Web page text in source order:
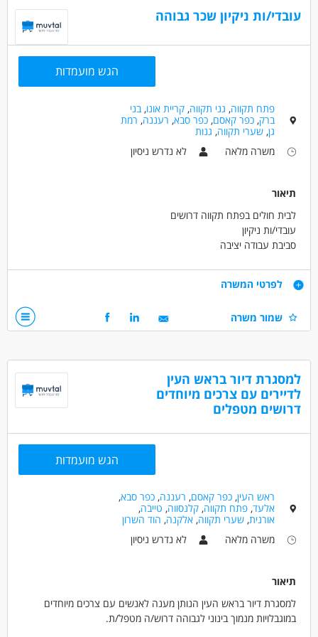
עובדי/ות ניקיון שכר גבוהה
הגש מועמדות
פתח תקווה, גני תקווה,קריית אונו,בני
ברק,כפר קאסם,כפר סבא, רעננה, רמת
גן,שערי תקווה, גנות
משרה מלאה
לא נדרש ניסיון
תיאור
לבית חולים בפתח תקווה דרושים
עובדי/ות ניקיון
סביבת עבודה יציבה
דרישות
אחזקה וניקיון - עובדי ניקיון
מאפייני משרה
לא נדרש ניסיון
עבודה בשעות גמישות
עבודה ללא ניסיון
משרה מלאה
לפרטי המשרה
שמור משרה
למסגרת דיור בראש העין
לדיירים עם צרכים מיוחדים
דרושים מטפלים
הגש מועמדות
ראש העין,כפר קאסם, רעננה,כפר סבא,
אלעד,פתח תקווה,קלנסווה, טייבה,
אורנית,שערי תקווה,אלקנה, הוד השרון
משרה מלאה
לא נדרש ניסיון
תיאור
למסגרת דיור בראש העין הנותן מענה לאנשים עם צרכים מיוחדים
במוגבלויות מנמוך בינוני לגבוהה דרוש/ה מטפל/ת.